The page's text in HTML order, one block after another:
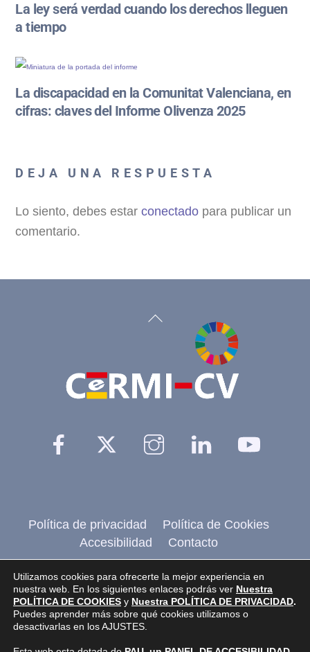
La ley será verdad cuando los derechos lleguen
a tiempo
La discapacidad en la Comunitat Valenciana, en
cifras: claves del Informe Olivenza 2025
DEJA UNA RESPUESTA
Lo siento, debes estarconectado para publicar un
comentario.
Back
Facebook Twitter Instagram Linkedin
Política de privacidad
Política de Cookies
Accesibilidad
Contacto
@2026 CERMI CV, Comité de entidades
representantes de personas con discapacidad de
la Comunidad Valenciana.
Utilizamos cookies para ofrecerte la mejor experiencia en
nuestra web. En los siguientes enlaces podrás ver Nuestra
POLÍTICA DE COOKIES y Nuestra POLÍTICA DE PRIVACIDAD.
Puedes aprender más sobre qué cookies utilizamos o
desactivarlas en los AJUSTES.